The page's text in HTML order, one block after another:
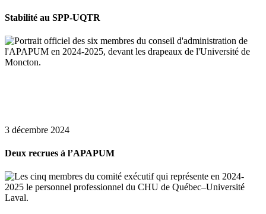
Stabilité au SPP-UQTR
3 décembre 2024
Deux recrues à l’APAPUM